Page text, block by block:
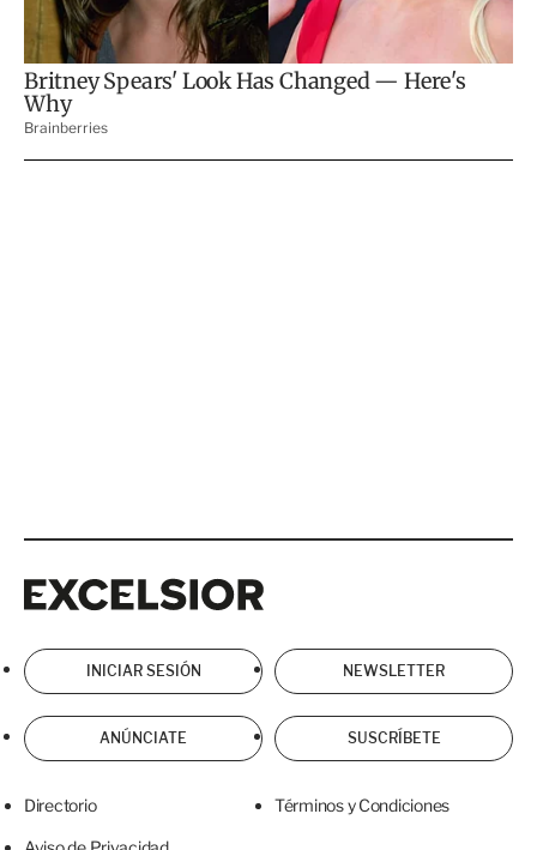
INICIAR SESIÓN NEWSLETTER
ANÚNCIATE SUSCRÍBETE
Directorio Términos y Condiciones